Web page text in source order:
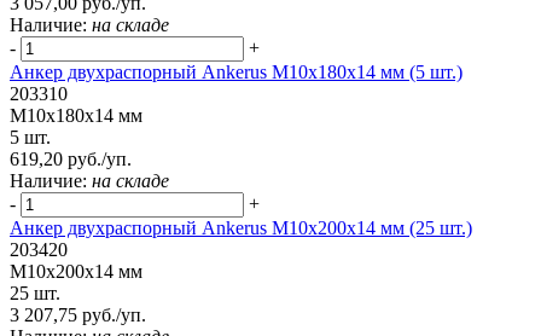
Наличие: на складе
-
+
Анкер двухраспорный Ankerus М10х180х14 мм (5 шт.)
203310
М10х180х14 мм
5 шт.
619,20 руб./уп.
Наличие: на складе
-
+
Анкер двухраспорный Ankerus М10х200х14 мм (25 шт.)
203420
М10х200х14 мм
25 шт.
3 207,75 руб./уп.